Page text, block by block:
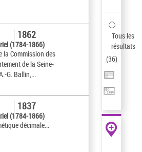
(1784-1866)
la Commission des
de la Seine-
G. Ballin,...
1862
(1784-1866)
décimale...
1837
Tous les
résultats
(36)